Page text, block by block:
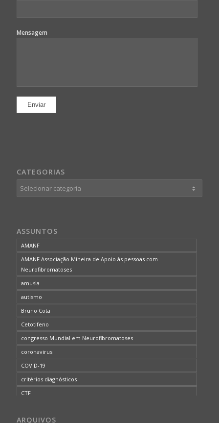
Mensagem
CATEGORIAS
Categorias
ASSUNTOS
AMANF
AMANF Associação Mineira de Apoio às pessoas com
Neurofibromatoses
amusia
autismo
Bruno Cota
Cetotifeno
congresso Mundial em Neurofibromatoses
coronavirus
COVID-19
critérios diagnósticos
CTF
desordem do processamento auditivo
ARQUIVOS